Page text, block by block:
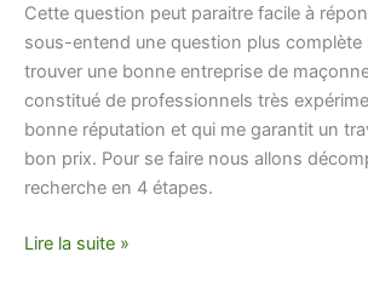
Cette question peut paraitre facile à
sous-entend une question plus complète
trouver une bonne entreprise de
constitué de professionnels très
bonne réputation et qui me garantit un
bon prix. Pour se faire nous allons
recherche en 4 étapes.
Lire la suite »